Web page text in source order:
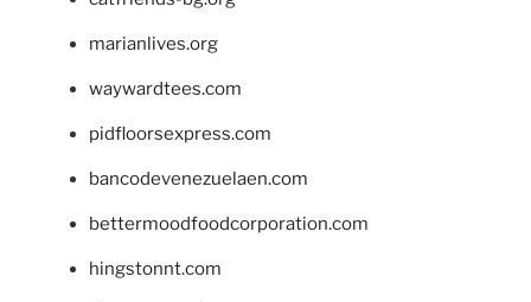
marianlives.org
waywardtees.com
pidfloorsexpress.com
bancodevenezuelaen.com
bettermoodfoodcorporation.com
hingstonnt.com